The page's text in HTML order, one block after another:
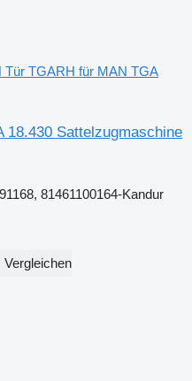
Tür TGARH für MAN TGA
18.430 Sattelzugmaschine
81461100164-Kandur
Vergleichen